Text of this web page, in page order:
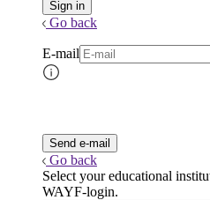
Go back
E-mail
Go back
Select your educational
WAYF-login.